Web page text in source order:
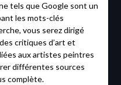
tels que Google sont un
les mots-clés
vous serez dirigé
critiques d’art et
aux artistes peintres
différentes sources
complète.